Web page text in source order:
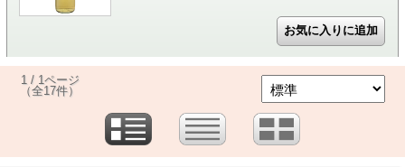
1 / 1ページ
（全17件）